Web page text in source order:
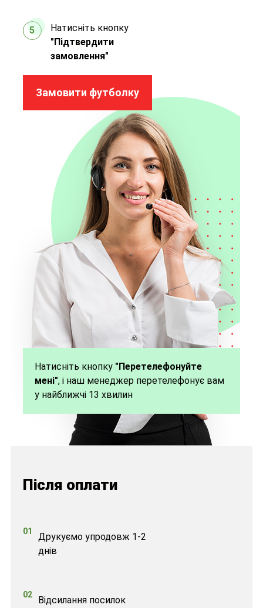
5
Натисніть кнопку
"Підтвердити
замовлення"
Замовити футболку
Натисніть кнопку "Перетелефонуйте
мені", і наш менеджер перетелефонує вам
у найближчі 13 хвилин
Після оплати
01
Друкуємо упродовж 1-2
днів
02
Відсилання посилок